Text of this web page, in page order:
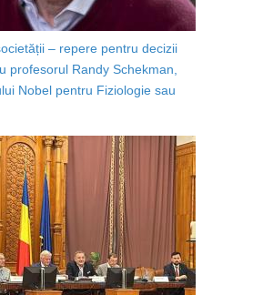
– repere pentru decizii
profesorul Randy Schekman,
Nobel pentru Fiziologie sau